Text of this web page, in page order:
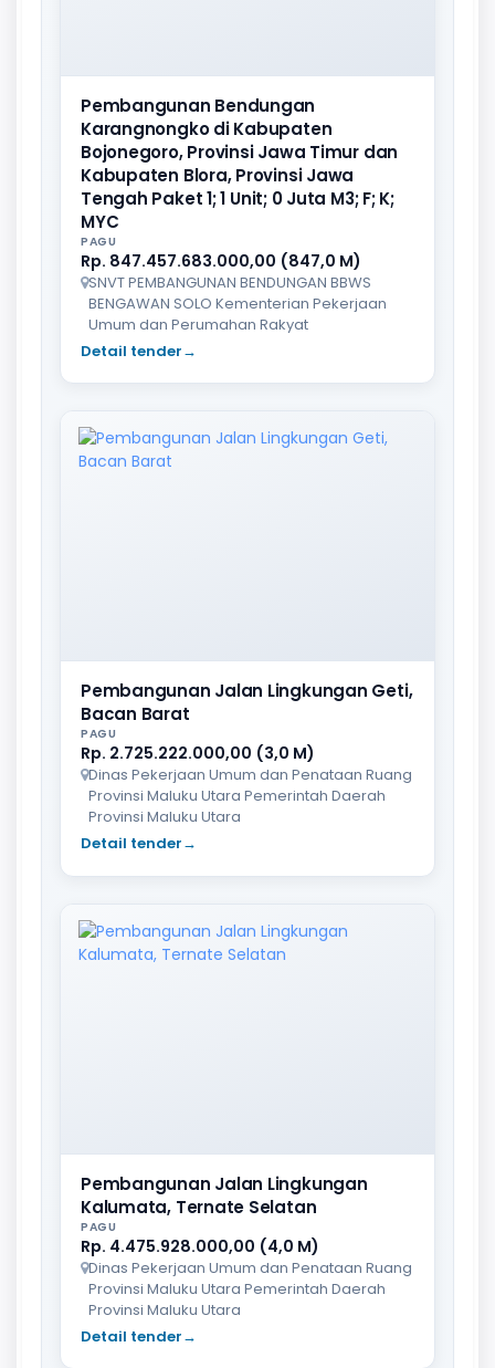
Pembangunan Bendungan
Karangnongko di Kabupaten
Bojonegoro, Provinsi Jawa Timur dan
Kabupaten Blora, Provinsi Jawa
Tengah Paket 1; 1 Unit; 0 Juta M3; F; K;
MYC
PAGU
Rp. 847.457.683.000,00 (847,0 M)
SNVT PEMBANGUNAN BENDUNGAN BBWS
BENGAWAN SOLO Kementerian Pekerjaan
Umum dan Perumahan Rakyat
Detail tender→
Pembangunan Jalan Lingkungan Geti,
Bacan Barat
PAGU
Rp. 2.725.222.000,00 (3,0 M)
Dinas Pekerjaan Umum dan Penataan Ruang
Provinsi Maluku Utara Pemerintah Daerah
Provinsi Maluku Utara
Detail tender→
Pembangunan Jalan Lingkungan
Kalumata, Ternate Selatan
PAGU
Rp. 4.475.928.000,00 (4,0 M)
Dinas Pekerjaan Umum dan Penataan Ruang
Provinsi Maluku Utara Pemerintah Daerah
Provinsi Maluku Utara
Detail tender→